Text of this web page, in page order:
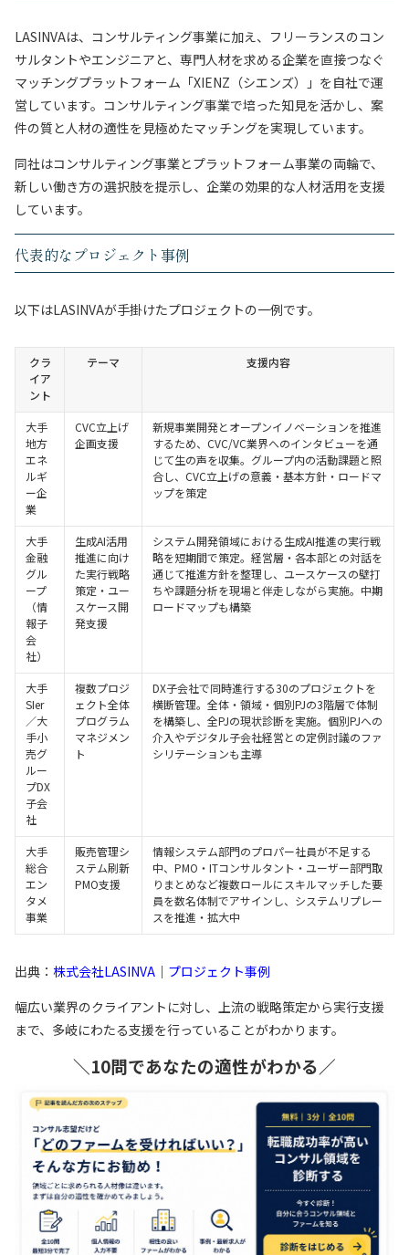
LASINVAは、コンサルティング事業に加え、フリーランスのコン
サルタントやエンジニアと、専門人材を求める企業を直接つなぐ
マッチングプラットフォーム「XIENZ（シエンズ）」を自社で運
営しています。コンサルティング事業で培った知見を活かし、案
件の質と人材の適性を見極めたマッチングを実現しています。
同社はコンサルティング事業とプラットフォーム事業の両輪で、
新しい働き方の選択肢を提示し、企業の効果的な人材活用を支援
しています。
代表的なプロジェクト事例
以下はLASINVAが手掛けたプロジェクトの一例です。
クラ
イア
ント
テーマ 支援内容
大手
地方
エネ
ルギ
ー企
業
CVC立上げ
企画支援
新規事業開発とオープンイノベーションを推進
するため、CVC/VC業界へのインタビューを通
じて生の声を収集。グループ内の活動課題と照
合し、CVC立上げの意義・基本方針・ロードマ
ップを策定
大手
金融
グル
ープ
（情
報子
会
社）
生成AI活用
推進に向け
た実行戦略
策定・ユー
スケース開
発支援
システム開発領域における生成AI推進の実行戦
略を短期間で策定。経営層・各本部との対話を
通じて推進方針を整理し、ユースケースの壁打
ちや課題分析を現場と伴走しながら実施。中期
ロードマップも構築
大手
SIer
／大
手小
売グ
ルー
プDX
子会
社
複数プロジ
ェクト全体
プログラム
マネジメン
ト
DX子会社で同時進行する30のプロジェクトを
横断管理。全体・領域・個別PJの3階層で体制
を構築し、全PJの現状診断を実施。個別PJへの
介入やデジタル子会社経営との定例討議のファ
シリテーションも主導
大手
総合
エン
タメ
事業
販売管理シ
ステム刷新
PMO支援
情報システム部門のプロパー社員が不足する
中、PMO・ITコンサルタント・ユーザー部門取
りまとめなど複数ロールにスキルマッチした要
員を数名体制でアサインし、システムリプレー
スを推進・拡大中
出典： 株式会社LASINVA｜プロジェクト事例
幅広い業界のクライアントに対し、上流の戦略策定から実行支援
まで、多岐にわたる支援を行っていることがわかります。
＼10問であなたの適性がわかる／